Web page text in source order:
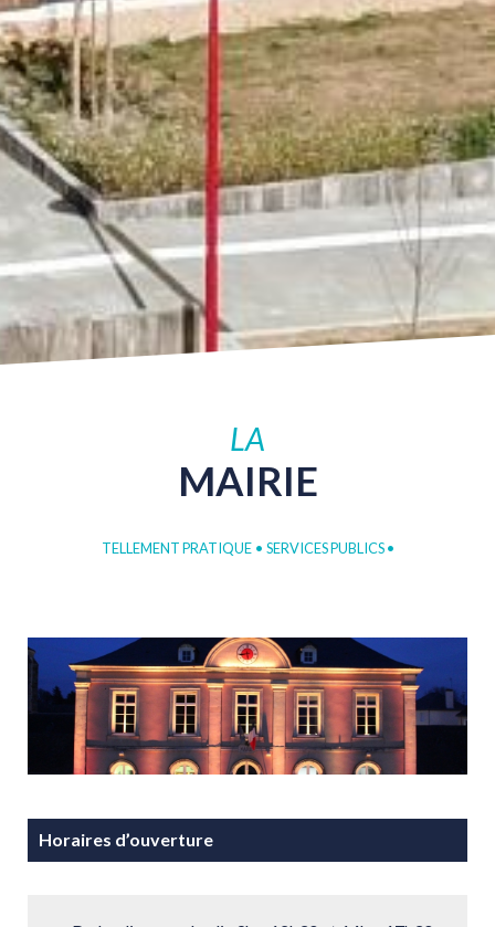
LA
MAIRIE
TELLEMENT PRATIQUE • SERVICES PUBLICS•
Horaires d’ouverture